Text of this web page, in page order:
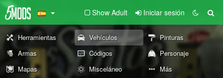
Show Adult Iniciar sesión
Herramientas Vehículos
Pinturas
Armas
Códigos
Personaje
Mapas
Misceláneo Más